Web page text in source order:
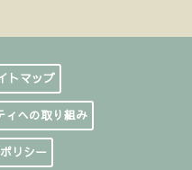
トマップ
ィへの取り組み
リシー